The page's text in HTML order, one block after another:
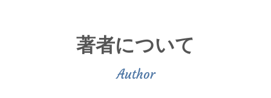
著者について